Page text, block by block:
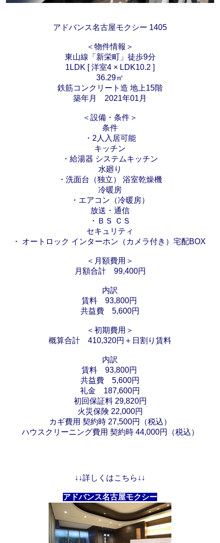
アドバンス名古屋モクシー 1405
＜物件情報＞
東山線「新栄町」徒歩9分
1LDK [ 洋室4 × LDK10.2 ]
36.29㎡
鉄筋コンクリート造 地上15階
築年月 2021年01月
＜設備・条件＞
条件
・2人入居可能
キッチン
・給湯器 システムキッチン
水廻り
・洗面台（独立） 浴室乾燥機
冷暖房
・エアコン（冷暖房）
放送・通信
・ＢＳ ＣＳ
セキュリティ
・ オートロック インターホン（カメラ付き）宅配BOX
＜月額費用＞
月額合計 99,400円
内訳
賃料 93,800円
共益費 5,600円
＜初期費用＞
概算合計 410,320円＋日割り賃料
内訳
賃料 93,800円
共益費 5,600円
礼金 187,600円
初回保証料 29,820円
火災保険 22,000円
カギ費用 契約時 27,500円（税込）
ハウスクリーニング費用 契約時 44,000円（税込）
↓↓詳しくはこちら↓↓
アドバンス名古屋モクシー